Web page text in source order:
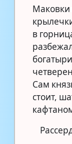
Маковки
в
Сам
стоит,